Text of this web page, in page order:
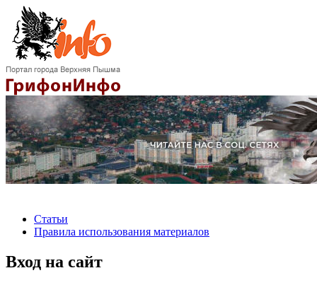
Статьи
Правила использования материалов
Вход на сайт